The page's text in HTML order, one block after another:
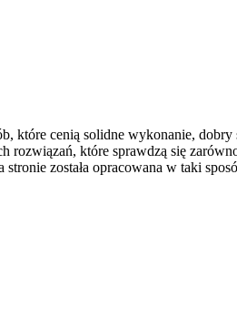
które cenią solidne wykonanie,
które sprawdzą się
została opracowana w taki